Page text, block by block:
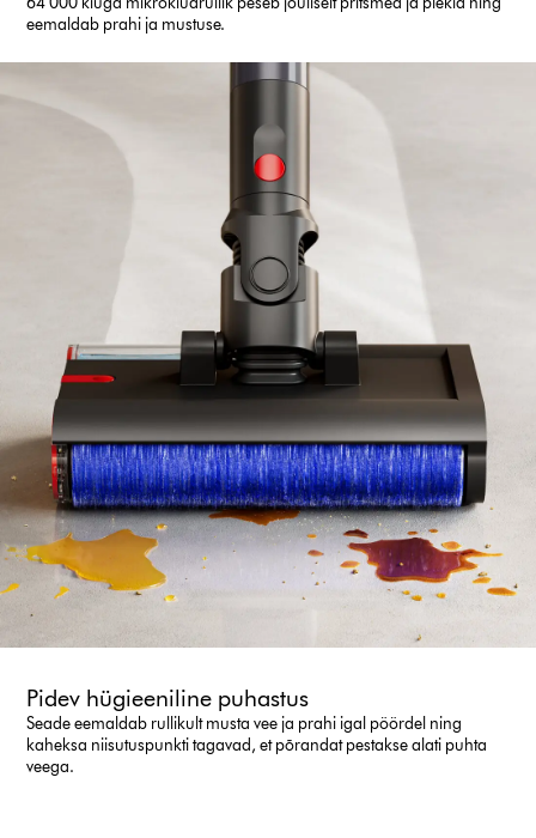
eemaldab prahi ja mustuse.
Pidev hügieeniline puhastus
Seade eemaldab rullikult musta vee ja prahi igal pöördel ning
kaheksa niisutuspunkti tagavad, et põrandat pestakse alati puhta
veega.